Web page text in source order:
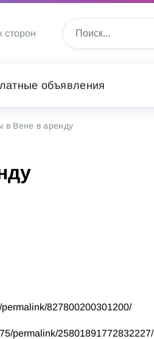
сторон
объявления
в Вене в аренду
827800200301200/
permalink/25801891772832227/